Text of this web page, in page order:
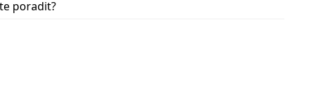
poradit?